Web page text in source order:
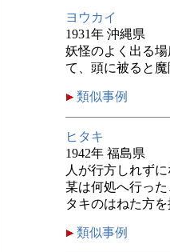
ヨウカイ
1931年 沖縄県
妖怪のよく出る
て、頭に被ると魔
類似事例
ヒタキ
1942年 福島県
人が行方しれず
某は何処へ行っ
タキのはねた方を
類似事例